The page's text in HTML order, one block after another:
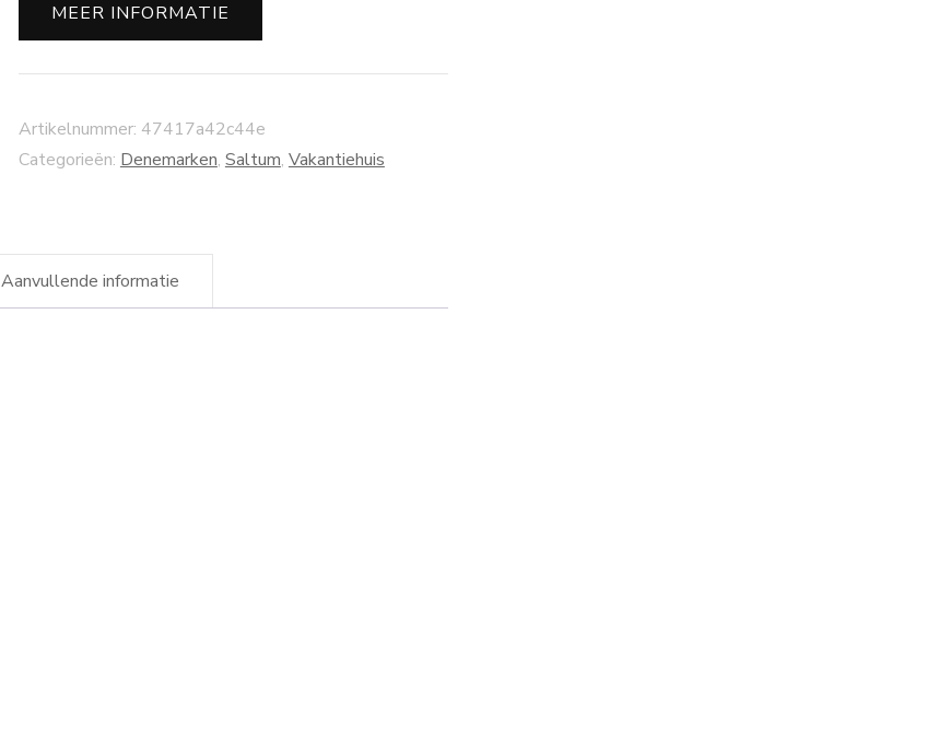
MEER INFORMATIE
Artikelnummer: 47417a42c44e
Categorieën: Denemarken, Saltum, Vakantiehuis
Aanvullende informatie